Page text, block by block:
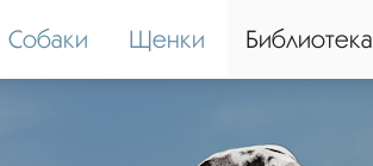
Собаки Щенки Библиотека